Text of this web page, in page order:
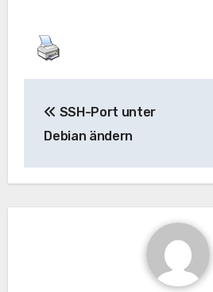
SSH-Port unter
Debian ändern